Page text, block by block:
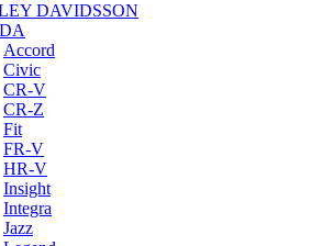
DAVIDSSON
Accord
Civic
CR-V
CR-Z
Fit
FR-V
HR-V
Insight
Integra
Jazz